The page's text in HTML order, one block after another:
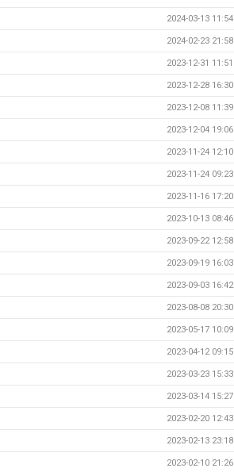
2024-03-13 11:54
2024-02-23 21:58
2023-12-31 11:51
2023-12-28 16:30
2023-12-08 11:39
2023-12-04 19:06
2023-11-24 12:10
2023-11-24 09:23
2023-11-16 17:20
2023-10-13 08:46
2023-09-22 12:58
2023-09-19 16:03
2023-09-03 16:42
2023-08-08 20:30
2023-05-17 10:09
2023-04-12 09:15
2023-03-23 15:33
2023-03-14 15:27
2023-02-20 12:43
2023-02-13 23:18
2023-02-10 21:26